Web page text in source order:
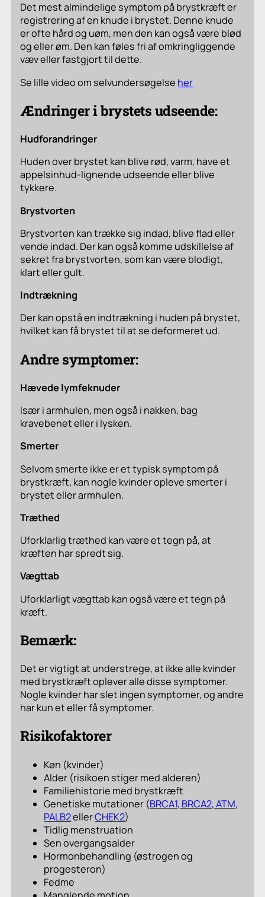
Det mest almindelige symptom på brystkræft er
registrering af en knude i brystet. Denne knude
er ofte hård og uøm, men den kan også være blød
og eller øm. Den kan føles fri af omkringliggende
væv eller fastgjort til dette.
Se lille video om selvundersøgelse her
Ændringer i brystets udseende:
Hudforandringer
Huden over brystet kan blive rød, varm, have et
appelsinhud-lignende udseende eller blive
tykkere.
Brystvorten
Brystvorten kan trække sig indad, blive flad eller
vende indad. Der kan også komme udskillelse af
sekret fra brystvorten, som kan være blodigt,
klart eller gult.
Indtrækning
Der kan opstå en indtrækning i huden på brystet,
hvilket kan få brystet til at se deformeret ud.
Andre symptomer:
Hævede lymfeknuder
Især i armhulen, men også i nakken, bag
kravebenet eller i lysken.
Smerter
Selvom smerte ikke er et typisk symptom på
brystkræft, kan nogle kvinder opleve smerter i
brystet eller armhulen.
Træthed
Uforklarlig træthed kan være et tegn på, at
kræften har spredt sig.
Vægttab
Uforklarligt vægttab kan også være et tegn på
kræft.
Bemærk:
Det er vigtigt at understrege, at ikke alle kvinder
med brystkræft oplever alle disse symptomer.
Nogle kvinder har slet ingen symptomer, og andre
har kun et eller få symptomer.
Risikofaktorer
Køn (kvinder)
Alder (risikoen stiger med alderen)
Familiehistorie med brystkræft
Genetiske mutationer (BRCA1, BRCA2, ATM,
PALB2ellerCHEK2)
Tidlig menstruation
Sen overgangsalder
Hormonbehandling (østrogen og
progesteron)
Fedme